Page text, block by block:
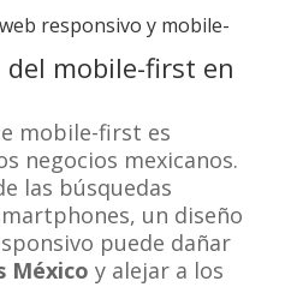
responsivo y mobile-
mobile-first en
mobile-first es
negocios mexicanos.
las búsquedas
un diseño
puede dañar
México y alejar a los